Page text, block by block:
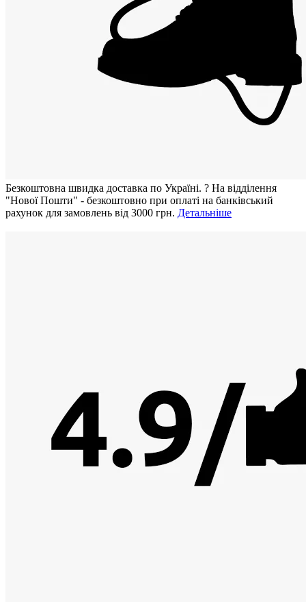
Безкоштовна швидка доставка по Україні. ? На відділення
"Нової Пошти" - безкоштовно при оплаті на банківський
рахунок для замовлень від 3000 грн. Детальніше